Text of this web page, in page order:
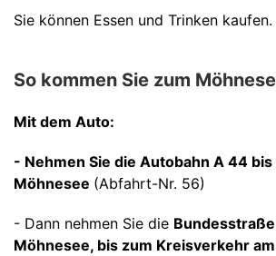
Sie können Essen und Trinken kaufen.
So kommen Sie zum
Mit dem Auto:
- Nehmen Sie die Autobahn A 44
Möhnesee (Abfahrt-Nr. 56)
- Dann nehmen Sie die
Möhnesee, bis zum Kreisverkehr